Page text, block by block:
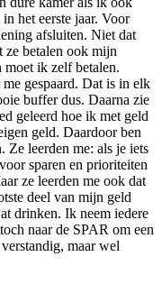
het eerste jaar. Voor
afsluiten. Niet dat
ze betalen ook mijn
ik zelf betalen.
gespaard. Dat is in elk
buffer dus. Daarna zie
geleerd hoe ik met geld
geld. Daardoor ben
Ze leerden me: als je iets
sparen en prioriteiten
ze leerden me ook dat
deel van mijn geld
drinken. Ik neem iedere
naar de SPAR om een
maar wel